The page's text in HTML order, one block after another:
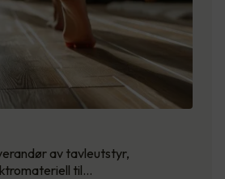
av tavleutstyr,
til…